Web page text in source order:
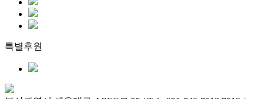
특별후원